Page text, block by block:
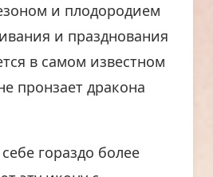
и плодородием
и празднования
в самом известном
пронзает дракона
гораздо более